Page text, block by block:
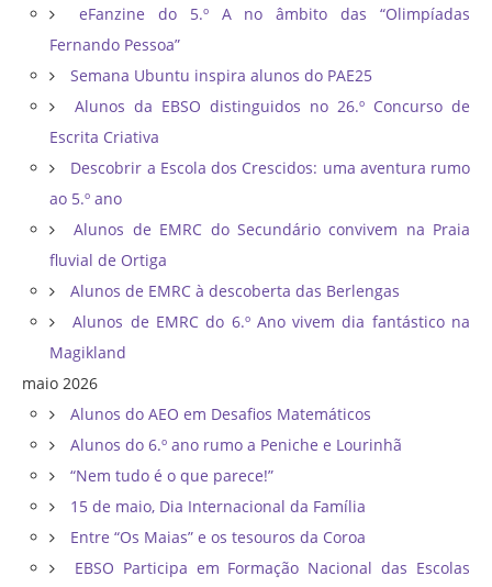
eFanzine do 5.º A no âmbito das “Olimpíadas
Fernando Pessoa”
Semana Ubuntu inspira alunos do PAE25
Alunos da EBSO distinguidos no 26.º Concurso de
Escrita Criativa
Descobrir a Escola dos Crescidos: uma aventura rumo
ao 5.º ano
Alunos de EMRC do Secundário convivem na Praia
fluvial de Ortiga
Alunos de EMRC à descoberta das Berlengas
Alunos de EMRC do 6.º Ano vivem dia fantástico na
Magikland
maio 2026
Alunos do AEO em Desafios Matemáticos
Alunos do 6.º ano rumo a Peniche e Lourinhã
“Nem tudo é o que parece!”
15 de maio, Dia Internacional da Família
Entre “Os Maias” e os tesouros da Coroa
EBSO Participa em Formação Nacional das Escolas